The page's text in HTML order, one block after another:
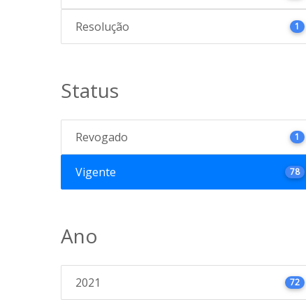
Resolução 1
Status
Revogado 1
Vigente 78
Ano
2021 72